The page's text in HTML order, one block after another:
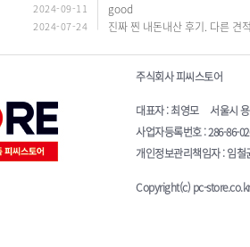
2024-09-11
2024-07-24
good
주식회사 피씨스토어
대표자 : 최영모 서울시 용
사업자등록번호 : 286-86-
개인정보관리책임자 : 임
Copyright(c) pc-